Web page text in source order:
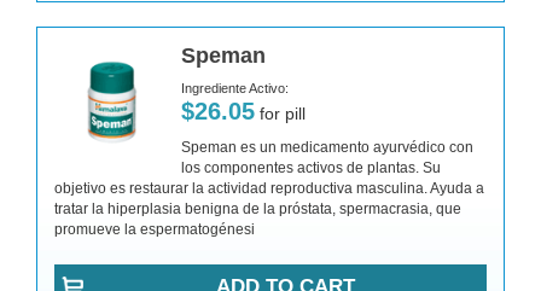
Speman
Ingrediente Activo:
$26.05 for pill
Speman es un medicamento ayurvédico con
los componentes activos de plantas. Su
objetivo es restaurar la actividad reproductiva masculina. Ayuda a
tratar la hiperplasia benigna de la próstata, spermacrasia, que
promueve la espermatogénesi